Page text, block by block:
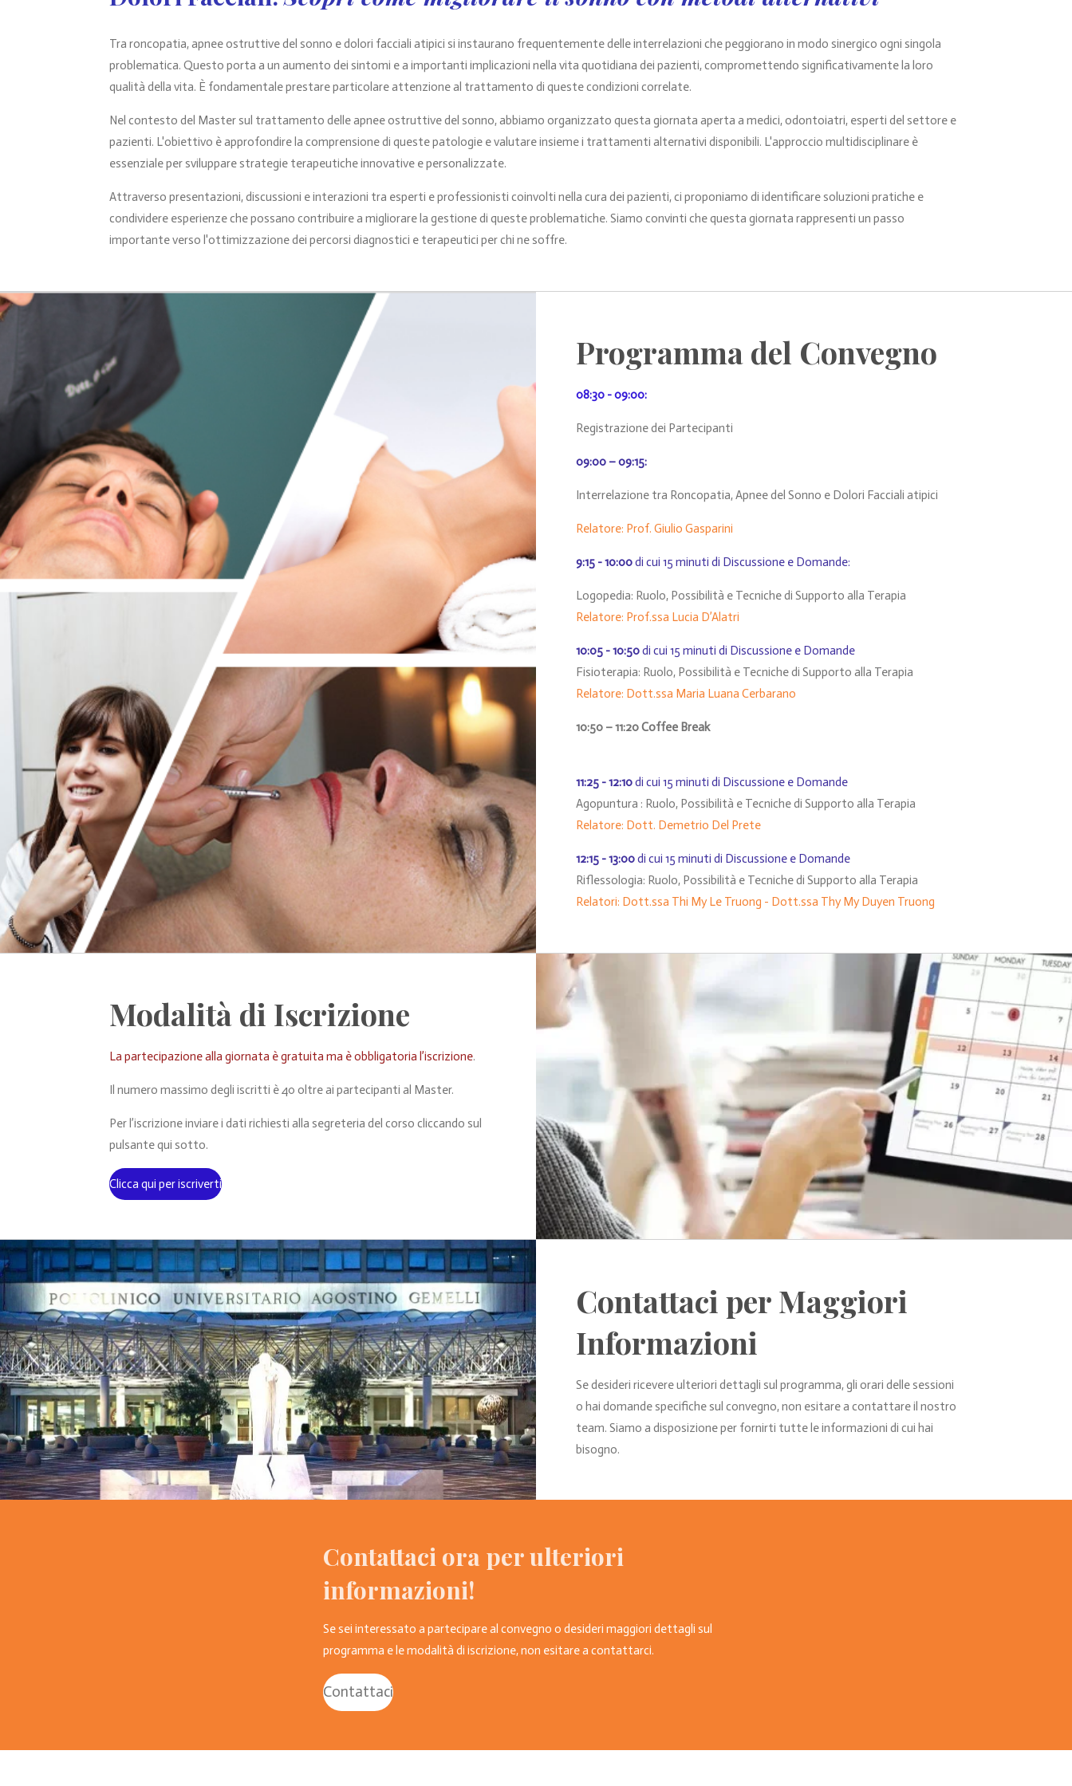
Tra roncopatia, apnee ostruttive del sonno e dolori facciali atipici si instaurano frequentemente delle interrelazioni che peggiorano in modo sinergico ogni singola
problematica. Questo porta a un aumento dei sintomi e a importanti implicazioni nella vita quotidiana dei pazienti, compromettendo significativamente la loro
qualità della vita. È fondamentale prestare particolare attenzione al trattamento di queste condizioni correlate.
Nel contesto del Master sul trattamento delle apnee ostruttive del sonno, abbiamo organizzato questa giornata aperta a medici, odontoiatri, esperti del settore e
pazienti. L'obiettivo è approfondire la comprensione di queste patologie e valutare insieme i trattamenti alternativi disponibili. L'approccio multidisciplinare è
essenziale per sviluppare strategie terapeutiche innovative e personalizzate.
Attraverso presentazioni, discussioni e interazioni tra esperti e professionisti coinvolti nella cura dei pazienti, ci proponiamo di identificare soluzioni pratiche e
condividere esperienze che possano contribuire a migliorare la gestione di queste problematiche. Siamo convinti che questa giornata rappresenti un passo
importante verso l'ottimizzazione dei percorsi diagnostici e terapeutici per chi ne soffre.
Programma del Convegno
08:30 -09:00:
Registrazione dei Partecipanti
09:00 – 09:15:
Interrelazione tra Roncopatia, Apnee del Sonno e Dolori Facciali atipici
Relatore: Prof. Giulio Gasparini
9:15 -10:00di cui 15 minuti di Discussione e Domande:
Logopedia: Ruolo, Possibilità e Tecniche di Supporto alla Terapia
Relatore: Prof.ssa Lucia D’Alatri
10:05 -10:50di cui 15 minuti di Discussione e Domande
Fisioterapia: Ruolo, Possibilità e Tecniche di Supporto alla Terapia
Relatore: Dott.ssa Maria Luana Cerbarano
10:50 – 11:20 Coffee Break
11:25 -12:10di cui 15 minuti di Discussione e Domande
Agopuntura : Ruolo, Possibilità e Tecniche di Supporto alla Terapia
Relatore: Dott. Demetrio Del Prete
12:15 -13:00di cui 15 minuti di Discussione e Domande
Riflessologia: Ruolo, Possibilità e Tecniche di Supporto alla Terapia
Relatori: Dott.ssa Thi My Le Truong - Dott.ssa Thy My Duyen Truong
Modalità di Iscrizione
La partecipazione alla giornata è gratuita ma è obbligatoria l’iscrizione.
Il numero massimo degli iscritti è 40 oltre ai partecipanti al Master.
Per l’iscrizione inviare i dati richiesti alla segreteria del corso cliccando sul
pulsante qui sotto.
Clicca qui per iscriverti
Contattaci per Maggiori
Informazioni
Se desideri ricevere ulteriori dettagli sul programma, gli orari delle sessioni
o hai domande specifiche sul convegno, non esitare a contattare il nostro
team. Siamo a disposizione per fornirti tutte le informazioni di cui hai
bisogno.
Contattaci ora per ulteriori
informazioni!
Se sei interessato a partecipare al convegno o desideri maggiori dettagli sul
programma e le modalità di iscrizione, non esitare a contattarci.
Contattaci